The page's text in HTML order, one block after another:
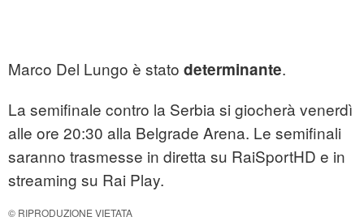
Marco Del Lungo è stato determinante.
La semifinale contro la Serbia si giocherà venerdì
alle ore 20:30 alla Belgrade Arena. Le semifinali
saranno trasmesse in diretta su RaiSportHD e in
streaming su Rai Play.
© RIPRODUZIONE VIETATA